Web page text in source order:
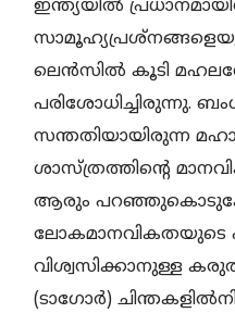
ഇന്ത്യയില്‍
സാമൂഹ്യപ്രശ്‌നങ്ങളെയും
ലെന്‍സില്‍ കൂടി
പരിശോധിച്ചിരുന്നു.
സന്തതിയായിരുന്ന
ശാസ്ത്രത്തിന്റെ
ആരും
ലോകമാനവികതയുടെ
വിശ്വസിക്കാനുള്ള
(ടാഗോര്‍)